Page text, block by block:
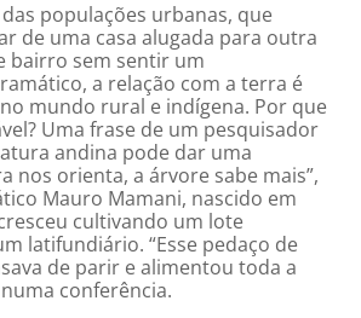
populações urbanas, que
de uma casa alugada para outra
bairro sem sentir um
a relação com a terra é
mundo rural e indígena. Por que
Uma frase de um pesquisador
andina pode dar uma
nos orienta, a árvore sabe mais”,
Mauro Mamani, nascido em
cultivando um lote
latifundiário. “Esse pedaço de
de parir e alimentou toda a
conferência.